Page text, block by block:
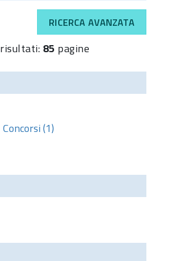
RICERCA AVANZATA
85 pagine
Concorsi (1)